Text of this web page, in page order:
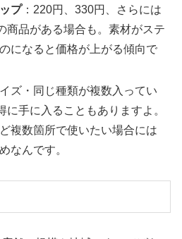
プ：220円、330円、さらには
商品がある場合も。素材がステ
になると価格が上がる傾向で
イズ・同じ種類が複数入ってい
に手に入ることもありますよ。
複数箇所で使いたい場合には
なんです。